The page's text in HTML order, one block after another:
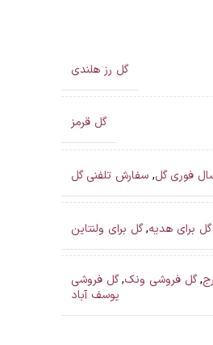
گل رز هلندی
گل قرمز
فوری گل, سفارش تلفنی گل
گل برای هدیه,گل برای ولنتاین
,گل فروشی ونک,گل فروشی
یوسف آباد